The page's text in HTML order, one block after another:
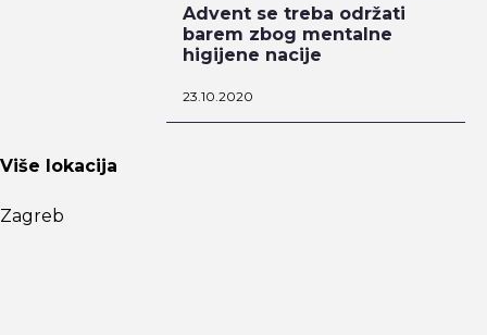
Advent se treba održati
barem zbog mentalne
higijene nacije
23.10.2020
Više lokacija
Zagreb